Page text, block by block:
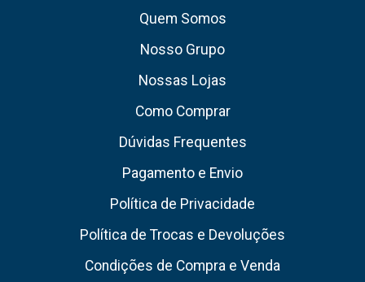
Quem Somos
Nosso Grupo
Nossas Lojas
Como Comprar
Dúvidas Frequentes
Pagamento e Envio
Política de Privacidade
Política de Trocas e Devoluções
Condições de Compra e Venda